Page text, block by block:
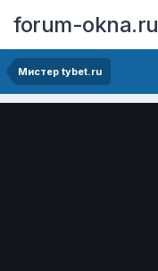
forum-okna.ru
Мистер tybet.ru